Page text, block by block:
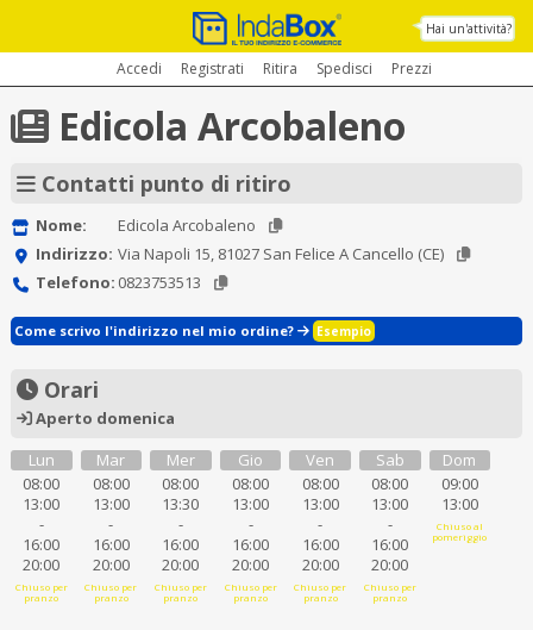
Hai un'attività?
Accedi Registrati Ritira Spedisci Prezzi
Edicola Arcobaleno
Contatti punto di ritiro
Nome:
Edicola Arcobaleno
Indirizzo: Via Napoli 15, 81027 San Felice A Cancello (CE)
Telefono: 0823753513
Come scrivo l'indirizzo nel mio ordine? Esempio
Orari
Aperto domenica
Lun
08:00
13:00
-
16:00
20:00
Chiuso per
pranzo
Mar
08:00
13:00
-
16:00
20:00
Chiuso per
pranzo
Mer
08:00
13:30
-
16:00
20:00
Chiuso per
pranzo
Gio
08:00
13:00
-
16:00
20:00
Chiuso per
pranzo
Ven
08:00
13:00
-
16:00
20:00
Chiuso per
pranzo
Sab
08:00
13:00
-
16:00
20:00
Chiuso per
pranzo
Dom
09:00
13:00
Chiuso al
pomeriggio